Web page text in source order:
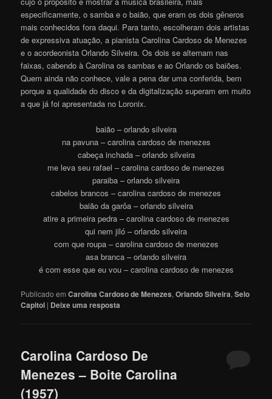
especificamente, o samba e o baião, que eram os dois gêneros
mais conhecidos fora daqui. Para tanto, escolheram dois artistas
de expressiva atuação, a pianista Carolina Cardoso de Menezes
e o acordeonista Orlando Silveira. Os dois se alternam nas
faixas, cabendo à Carolina os sambas e ao Orlando os baiões.
Quem ainda não conhece, vale a pena dar uma conferida, bem
porque a qualidade do disco e da digitalização superam em muito
a que já foi apresentada no Loronix.
baião – orlando silveira
na pavuna – carolina cardoso de menezes
cabeça inchada – orlando silveira
me leva seu rafael – carolina cardoso de menezes
paraiba – orlando silveira
cabelos brancos – carolina cardoso de menezes
baião da garôa – orlando silveira
atire a primeira pedra – carolina cardoso de menezes
qui nem jiló – orlando silveira
com que roupa – carolina cardoso de menezes
asa branca – orlando silveira
é com esse que eu vou – carolina cardoso de menezes
Publicado em Carolina Cardoso de Menezes,Orlando Silveira,Selo
Capitol | Deixe uma resposta
Carolina Cardoso De
Menezes – Boite Carolina
(1957)